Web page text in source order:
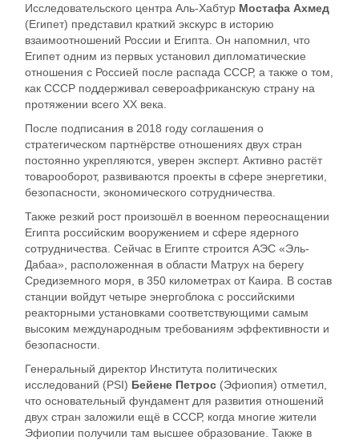
Исследовательского центра Аль-Хабтур Мостафа Ахмед
(Египет) представил краткий экскурс в историю
взаимоотношений России и Египта. Он напомнил, что
Египет одним из первых установил дипломатические
отношения с Россией после распада СССР, а также о том,
как СССР поддерживал североафриканскую страну на
протяжении всего XX века.
После подписания в 2018 году соглашения о
стратегическом партнёрстве отношениях двух стран
постоянно укрепляются, уверен эксперт. Активно растёт
товарооборот, развиваются проекты в сфере энергетики,
безопасности, экономического сотрудничества.
Также резкий рост произошёл в военном переоснащении
Египта российским вооружением и сфере ядерного
сотрудничества. Сейчас в Египте строится АЭС «Эль-
Дабаа», расположенная в области Матрух на берегу
Средиземного моря, в 350 километрах от Каира. В состав
станции войдут четыре энергоблока с российскими
реакторными установками соответствующими самым
высоким международным требованиям эффективности и
безопасности.
Генеральный директор Института политических
исследований (PSI) Бейене Петрос (Эфиопия) отметил,
что основательный фундамент для развития отношений
двух стран заложили ещё в СССР, когда многие жители
Эфиопии получили там высшее образование. Также в